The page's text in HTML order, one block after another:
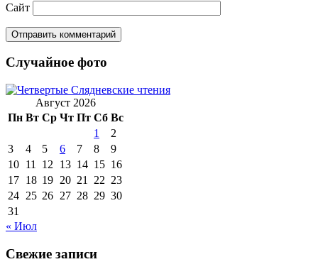
Сайт
Случайное фото
Август 2026
Пн Вт Ср Чт Пт Сб Вс
1
2
3
4 5 6 7 8
9
10 11 12 13 14 15 16
17 18 19 20 21 22 23
24 25 26 27 28 29 30
31
« Июл
Свежие записи